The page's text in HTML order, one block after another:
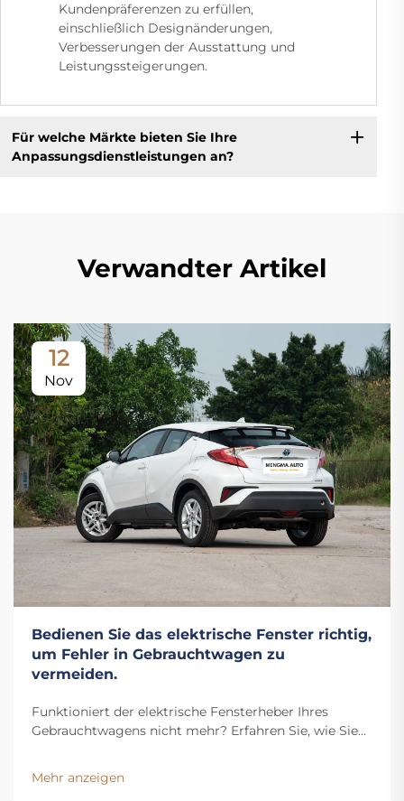
Kundenpräferenzen zu erfüllen,
einschließlich Designänderungen,
Verbesserungen der Ausstattung und
Leistungssteigerungen.
Für welche Märkte bieten Sie Ihre
Anpassungsdienstleistungen an?
Verwandter Artikel
12
Nov
Bedienen Sie das elektrische Fenster richtig,
um Fehler in Gebrauchtwagen zu
vermeiden.
Funktioniert der elektrische Fensterheber Ihres
Gebrauchtwagens nicht mehr? Erfahren Sie, wie Sie
häufige Bedienungsfehler vermeiden. Entdecken Sie
jetzt die 3 entscheidenden Gewohnheiten, um Ihr
Mehr anzeigen